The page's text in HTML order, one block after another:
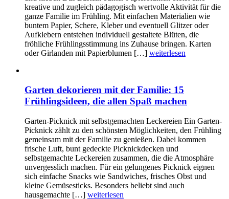
kreative und zugleich pädagogisch wertvolle Aktivität für die
ganze Familie im Frühling. Mit einfachen Materialien wie
buntem Papier, Schere, Kleber und eventuell Glitzer oder
Aufklebern entstehen individuell gestaltete Blüten, die
fröhliche Frühlingsstimmung ins Zuhause bringen. Karten
oder Girlanden mit Papierblumen […] weiterlesen
Garten dekorieren mit der Familie: 15
Frühlingsideen, die allen Spaß machen
Garten-Picknick mit selbstgemachten Leckereien Ein Garten-
Picknick zählt zu den schönsten Möglichkeiten, den Frühling
gemeinsam mit der Familie zu genießen. Dabei kommen
frische Luft, bunt gedeckte Picknickdecken und
selbstgemachte Leckereien zusammen, die die Atmosphäre
unvergesslich machen. Für ein gelungenes Picknick eignen
sich einfache Snacks wie Sandwiches, frisches Obst und
kleine Gemüsesticks. Besonders beliebt sind auch
hausgemachte […] weiterlesen